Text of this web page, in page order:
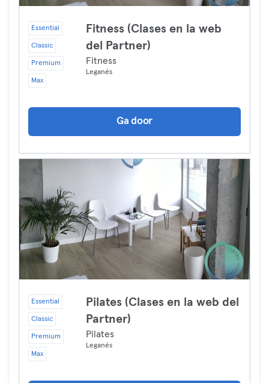
Essential
Classic
Premium
Max
Fitness (Clases en la web
del Partner)
Fitness
Leganés
Ga door
Essential
Classic
Premium
Max
Pilates (Clases en la web del
Partner)
Pilates
Leganés